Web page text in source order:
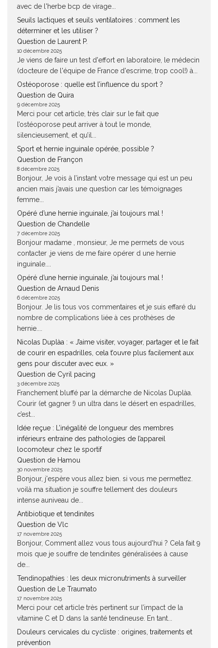
avec de l'herbe bcp de virage...
Seuils lactiques et seuils ventilatoires : comment les
déterminer et les utiliser ?
Question de Laurent P.
10 décembre 2025
Je viens de faire un test d'effort en laboratoire, le médecin
(docteure de l'équipe de France d'escrime, trop cool!) à...
Ostéoporose : quelle est l’influence du sport ?
Question de Quira
9 décembre 2025
Merci pour cet article, très clair sur le fait que
l’ostéoporose peut arriver à tout le monde,
silencieusement, et qu’il...
Sport et hernie inguinale opérée, possible ?
Question de Françon
8 décembre 2025
Bonjour, Je vois à l’instant votre message qui est un peu
ancien mais j’avais une question car les témoignages
femme...
Opéré d’une hernie inguinale, j’ai toujours mal !
Question de Chandelle
7 décembre 2025
Bonjour madame , monsieur, Je me permets de vous
contacter ,je viens de me faire opérer d une hernie
inguinale....
Opéré d’une hernie inguinale, j’ai toujours mal !
Question de Arnaud Denis
6 décembre 2025
Bonjour. Je lis tous vos commentaires et je suis effaré du
nombre de complications liée à ces prothèses de
hernie....
Nicolas Duplàa : « J’aime visiter, voyager, partager et le fait
de courir en espadrilles, cela t’ouvre plus facilement aux
gens pour discuter avec eux. »
Question de Cyril pacing
3 décembre 2025
Franchement bluffé par la démarche de Nicolas Duplàa.
Courir (et gagner !) un ultra dans le désert en espadrilles,
c’est...
Idée reçue : L’inégalité de longueur des membres
inférieurs entraine des pathologies de l’appareil
locomoteur chez le sportif
Question de Hamou
30 novembre 2025
Bonjour, j'espère vous allez bien. si vous me permettez.
voilà ma situation je souffre tellement des douleurs
intense auniveau de...
Antibiotique et tendinites
Question de Vlc
17 novembre 2025
Bonjour, Comment allez vous tous aujourd'hui ? Cela fait 9
mois que je souffre de tendinites généralisées à cause
de...
Tendinopathies : les deux micronutriments à surveiller
Question de Le Traumato
17 novembre 2025
Merci pour cet article très pertinent sur l’impact de la
vitamine C et D dans la santé tendineuse. En tant...
Douleurs cervicales du cycliste : origines, traitements et
prévention